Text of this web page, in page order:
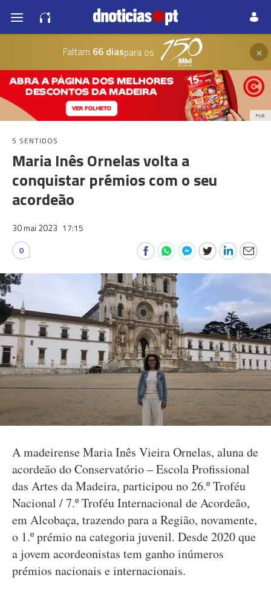
Faltam 66 diaspara os ×
PUB
5 SENTIDOS
Maria Inês Ornelas volta a
conquistar prémios com o seu
acordeão
30 mai 2023 17:15
0
A madeirense Maria Inês Vieira Ornelas, aluna de
acordeão do Conservatório – Escola Profissional
das Artes da Madeira, participou no 26.º Troféu
Nacional / 7.º Troféu Internacional de Acordeão,
em Alcobaça, trazendo para a Região, novamente,
o 1.º prémio na categoria juvenil. Desde 2020 que
a jovem acordeonistas tem ganho inúmeros
prémios nacionais e internacionais.